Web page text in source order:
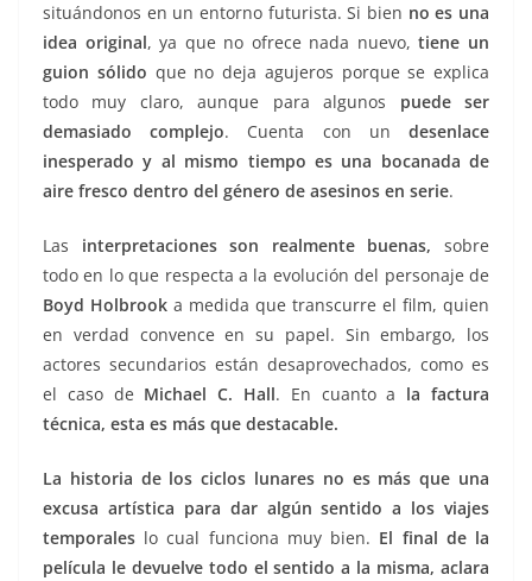
situándonos en un entorno futurista. Si bien no es una
idea original, ya que no ofrece nada nuevo,tiene un
guion sólido que no deja agujeros porque se explica
todo muy claro, aunque para algunos puede ser
demasiado complejo. Cuenta con un desenlace
inesperado y al mismo tiempo es una bocanada de
aire fresco dentro del género de asesinos en serie.
Las interpretaciones son realmente buenas, sobre
todo en lo que respecta a la evolución del personaje de
Boyd Holbrook a medida que transcurre el film, quien
en verdad convence en su papel. Sin embargo, los
actores secundarios están desaprovechados, como es
el caso de Michael C. Hall. En cuanto a la factura
técnica, esta es más que destacable.
La historia de los ciclos lunares no es más que una
excusa artística para dar algún sentido a los viajes
temporales lo cual funciona muy bien. El final de la
película le devuelve todo el sentido a la misma, aclara